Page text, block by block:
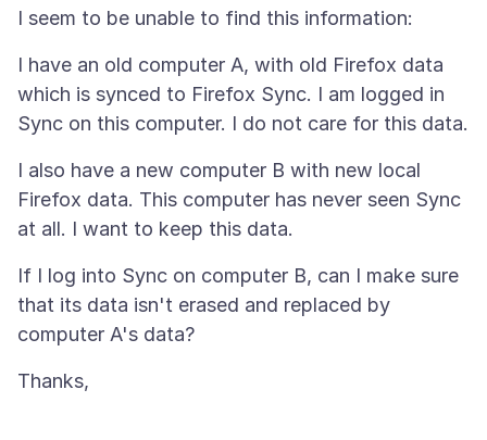
I have an old computer A, with old Firefox data
which is synced to Firefox Sync. I am logged in
I also have a new computer B with new local
Firefox data. This computer has never seen Sync
If I log into Sync on computer B, can I make sure
that its data isn't erased and replaced by